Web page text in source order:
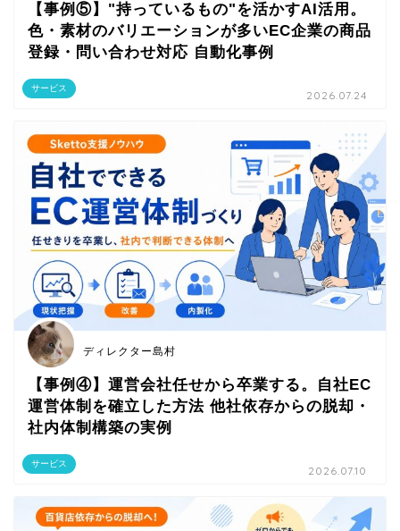
サービス
【事例⑤】"持っているもの"を活かすAI活用。
色・素材のバリエーションが多いEC企業の商品
登録・問い合わせ対応 自動化事例
2026.07.24
サービス
ディレクター島村
【事例④】運営会社任せから卒業する。自社EC
運営体制を確立した方法 他社依存からの脱却・
社内体制構築の実例
2026.07.10